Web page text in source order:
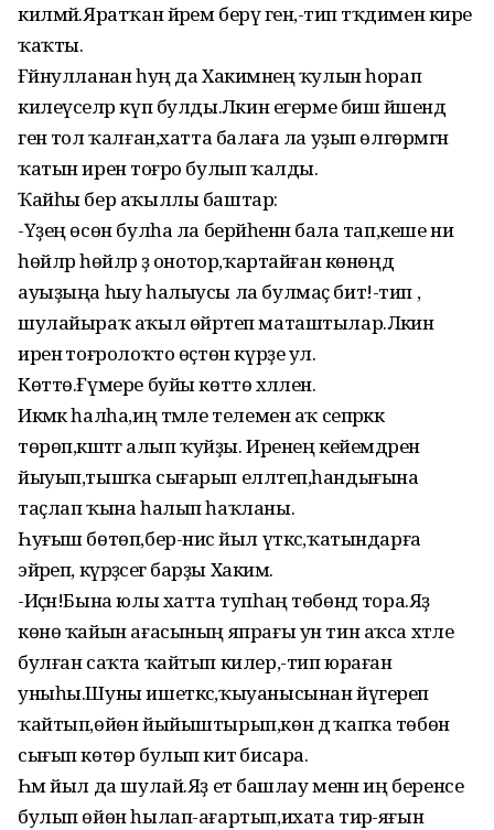
килмәй.Яратҡан йәрем берәү генә,-тип тәҡдимен кире
ҡаҡты.
Ғәйнулланан һуң да Хакимәнең ҡулын һорап
килеүселәр күп булды.Ләкин егерме биш йәшендә
генә тол ҡалған,хатта балаға ла уҙып өлгөрмәгән
ҡатын иренә тоғро булып ҡалды.
Ҡайһы бер аҡыллы баштар:
-Үҙең өсөн булһа ла берәйһенән бала тап,кеше ни
һөйләр һөйләр ҙә онотор,ҡартайған көнөңдә
ауыҙыңа һыу һалыусы ла булмаҫ бит!-тип ,
шулайыраҡ аҡыл өйрәтеп маташтылар.Ләкин
иренә тоғролоҡто өҫтөн күрҙе ул.
Көттө.Ғүмере буйы көттө хәләлен.
Икмәк һалһа,иң тәмле телемен аҡ сепрәккә
төрөп,кәштәгә алып ҡуйҙы. Иренең кейемдәрен
йыуып,тышҡа сығарып елләтеп,һандығына
таҫлап ҡына һалып һаҡланы.
Һуғыш бөтөп,бер-нисә йыл үткәс,ҡатындарға
эйәреп, күрәҙәсегә барҙы Хакимә.
-Иҫән!Бына юлы хатта тупһаң төбөндә тора.Яҙ
көнө ҡайын ағасының япрағы ун тин аҡса хәтле
булған саҡта ҡайтып килер,-тип юраған
уныһы.Шуны ишеткәс,ҡыуанысынан йүгереп
ҡайтып,өйөн йыйыштырып,көн дә ҡапҡа төбөнә
сығып көтөр булып китә бисара.
Һәм йыл да шулай.Яҙ етә башлау менән иң беренсе
булып өйөн һылап-ағартып,ихата тирә-яғын